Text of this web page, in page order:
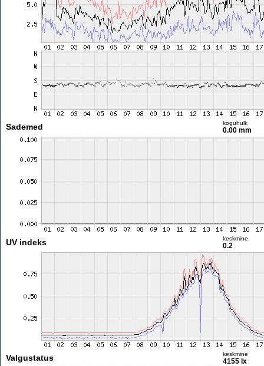
Sademed koguhulk
0.00 mm
UV indeks keskmine
0.2
Valgustatus keskmine
4155 lx